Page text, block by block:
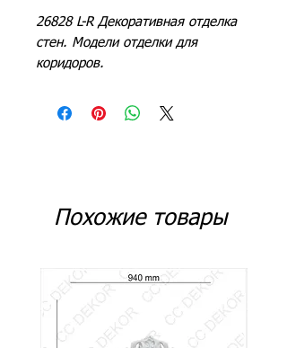
26828 L-R Декоративная отделка
стен. Модели отделки для
коридоров.
Похожие товары